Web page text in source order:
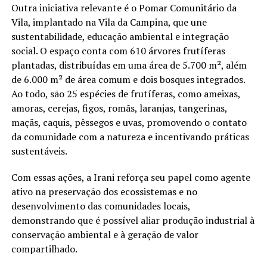
Outra iniciativa relevante é o Pomar Comunitário da
Vila, implantado na Vila da Campina, que une
sustentabilidade, educação ambiental e integração
social. O espaço conta com 610 árvores frutíferas
plantadas, distribuídas em uma área de 5.700 m², além
de 6.000 m² de área comum e dois bosques integrados.
Ao todo, são 25 espécies de frutíferas, como ameixas,
amoras, cerejas, figos, romãs, laranjas, tangerinas,
maçãs, caquis, pêssegos e uvas, promovendo o contato
da comunidade com a natureza e incentivando práticas
sustentáveis.
Com essas ações, a Irani reforça seu papel como agente
ativo na preservação dos ecossistemas e no
desenvolvimento das comunidades locais,
demonstrando que é possível aliar produção industrial à
conservação ambiental e à geração de valor
compartilhado.